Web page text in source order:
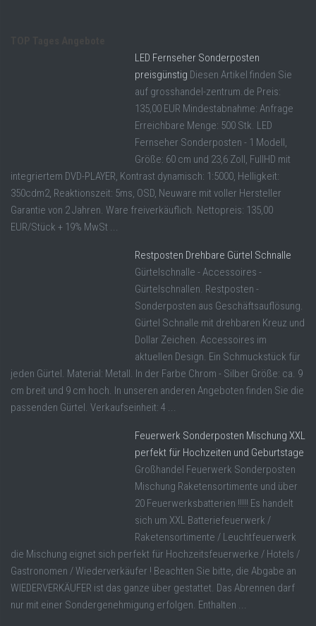
LED Fernseher Sonderposten
preisgünstig Diesen Artikel finden Sie
auf grosshandel-zentrum.de Preis:
135,00 EUR Mindestabnahme: Anfrage
Erreichbare Menge: 500 Stk. LED
Fernseher Sonderposten - 1 Modell,
Größe: 60 cm und 23,6 Zoll, FullHD mit
integriertem DVD-PLAYER, Kontrast dynamisch: 1:5000, Helligkeit:
350cdm2, Reaktionszeit: 5ms, OSD, Neuware mit voller Hersteller
Garantie von 2 Jahren. Ware freiverkäuflich. Nettopreis: 135,00
EUR/Stück + 19% MwSt ...
Restposten Drehbare Gürtel Schnalle
Gürtelschnalle - Accessoires -
Gürtelschnallen. Restposten -
Sonderposten aus Geschäftsauflösung.
Gürtel Schnalle mit drehbaren Kreuz und
Dollar Zeichen. Accessoires im
aktuellen Design. Ein Schmuckstück für
jeden Gürtel. Material: Metall. In der Farbe Chrom - Silber Größe: ca. 9
cm breit und 9 cm hoch. In unseren anderen Angeboten finden Sie die
passenden Gürtel. Verkaufseinheit: 4 ...
Feuerwerk Sonderposten Mischung XXL
perfekt für Hochzeiten und Geburtstage
Großhandel Feuerwerk Sonderposten
Mischung Raketensortimente und über
20 Feuerwerksbatterien !!!!! Es handelt
sich um XXL Batteriefeuerwerk /
Raketensortimente / Leuchtfeuerwerk
die Mischung eignet sich perfekt für Hochzeitsfeuerwerke / Hotels /
Gastronomen / Wiederverkäufer ! Beachten Sie bitte, die Abgabe an
WIEDERVERKÄUFER ist das ganze über gestattet. Das Abrennen darf
nur mit einer Sondergenehmigung erfolgen. Enthalten ...